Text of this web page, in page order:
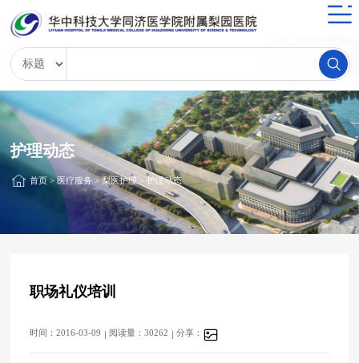
护理动态
首页>医疗服务>梨医护理 >护理动态
职场礼仪培训
时间：2016-03-09 阅读量：30262 分享：